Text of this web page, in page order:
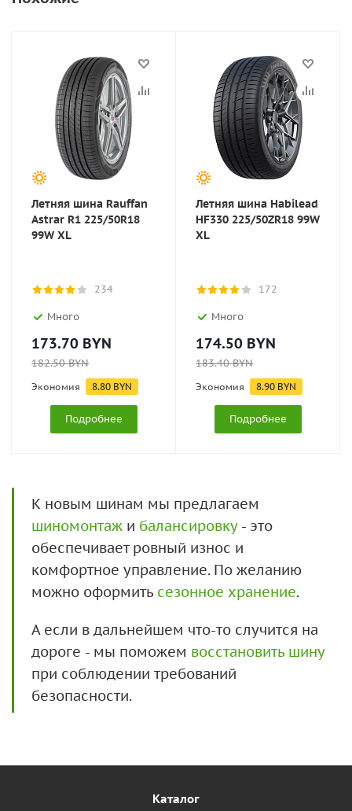
Летняя шина Rauffan
Astrar R1 225/50R18
99W XL
234
Много
173.70 BYN
182.50BYN
Экономия 8.80 BYN
Подробнее
Летняя шина Habilead
HF330 225/50ZR18 99W
XL
172
Много
174.50 BYN
183.40BYN
Экономия 8.90 BYN
Подробнее
К новым шинам мы предлагаем
шиномонтаж и балансировку- это
обеспечивает ровный износ и
комфортное управление. По желанию
можно оформить сезонное хранение.
А если в дальнейшем что-то случится на
дороге - мы поможем восстановить шину
при соблюдении требований
безопасности.
Каталог